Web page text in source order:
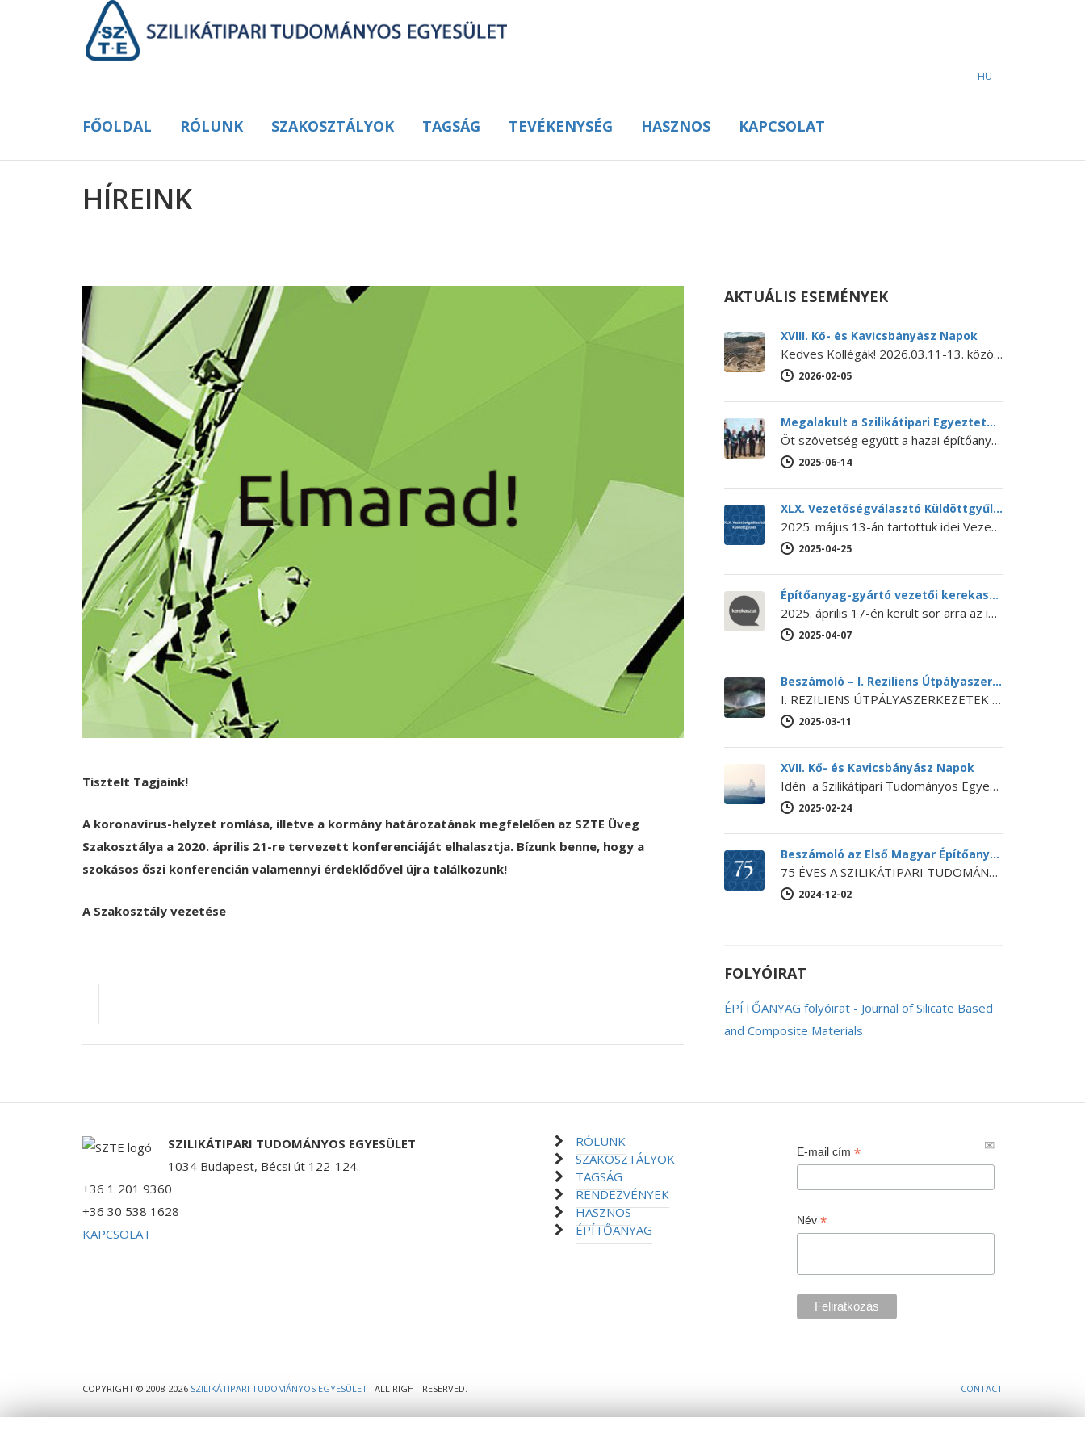
HU
FŐOLDAL RÓLUNK SZAKOSZTÁLYOK TAGSÁG TEVÉKENYSÉG HASZNOS KAPCSOLAT
HÍREINK
Tisztelt Tagjaink!
A koronavírus-helyzet romlása, illetve a kormány határozatának megfelelően az SZTE Üveg
Szakosztálya a 2020. április 21-re tervezett konferenciáját elhalasztja. Bízunk benne, hogy a
szokásos őszi konferencián valamennyi érdeklődővel újra találkozunk!
A Szakosztály vezetése
AKTUÁLIS ESEMÉNYEK
XVIII. Kő- és Kavicsbányász Napok
Kedves Kollégák! 2026.03.11-13. között kerül megrendezésre a XVIII. KŐ- ÉS KAVICSBÁNYÁSZ NAPOK KONFERENCIA. A konferencia MEGHÍVÓJA és PROGRAMJA letölthető itt.…
2026-02-05
Megalakult a Szilikátipari Egyeztető Fórum
Öt szövetség együtt a hazai építőanyag-ipar jövőjéért – Megalakult a Szilikátipari Egyeztető Fórum 2025. június 12-én megalakult a Szilikátipari Egyeztető Fórum…
2025-06-14
XLX. Vezetőségválasztó Küldöttgyűlés
2025. május 13-án tartottuk idei Vezetőségválasztó Küldöttgyűlésünket. A XLX. Küldöttgyűlés nyitó előadását Bihari Ádám (a NaturARCH Csoport tulajdonosa és ügyvezetője,…
2025-04-25
Építőanyag-gyártó vezetői kerekasztal
2025. április 17-én került sor arra az iparági kerekasztal-beszélgetésre, amelyet még 2024 októberében kezdeményezett Lánszki Regő építészeti államtitkár, országos főépítész.…
2025-04-07
Beszámoló – I. Reziliens Útpályaszerkezetek Konferencia
I. REZILIENS ÚTPÁLYASZERKEZETEK KONFERENCIA Az SZTE Beton szakosztálya, a BME Építőanyagok és Magasépítés Tanszéke és Út és Vasútépítési Tanszéke, a Budapesti…
2025-03-11
XVII. Kő- és Kavicsbányász Napok
Idén a Szilikátipari Tudományos Egyesület és a Magyar Bányászati Szövetség közös szervezésében kerül megrendezésre a XVII. Kő- és Kavicsbányász Napok Konferencia…
2025-02-24
Beszámoló az Első Magyar Építőanyag-ipari Konferenciáról
75 ÉVES A SZILIKÁTIPARI TUDOMÁNYOS EGYESÜLET Első Magyar Építőanyag-ipari Konferencia Egyesületünk ebből az alkalomból 2024. november 14-15-én megrendezte az Első…
2024-12-02
FOLYÓIRAT
ÉPÍTŐANYAG folyóirat - Journal of Silicate Based
and Composite Materials
SZILIKÁTIPARI TUDOMÁNYOS EGYESÜLET
1034 Budapest, Bécsi út 122-124.
+36 1 201 9360
+36 30 538 1628
KAPCSOLAT
RÓLUNK
SZAKOSZTÁLYOK
TAGSÁG
RENDEZVÉNYEK
HASZNOS
ÉPÍTŐANYAG
E-mail cím*
Név*
COPYRIGHT © 2008-2026 SZILIKÁTIPARI TUDOMÁNYOS EGYESÜLET · ALL RIGHT RESERVED. CONTACT